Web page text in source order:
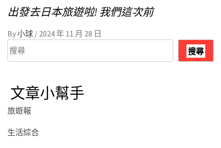
出發去日本旅遊啦! 我們這次前
By小球 / 2024 年 11 月 28 日
搜
尋
搜尋
文章小幫手
旅遊報
生活綜合